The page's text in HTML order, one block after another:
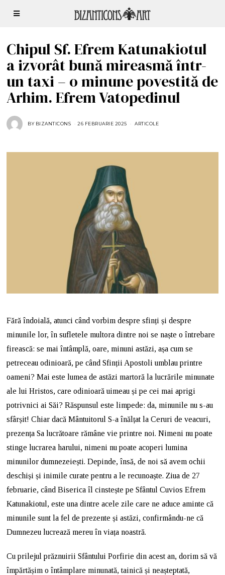
Chipul Sf. Efrem Katunakiotul
a izvorât bună mireasmă într-
un taxi – o minune povestită de
Arhim. Efrem Vatopedinul
BY BIZANTICONS 26 FEBRUARIE 2025
R
E
2
0
2
5
ARTICOLE
Fără îndoială, atunci când vorbim despre sfinți și despre
minunile lor, în sufletele multora dintre noi se naște o întrebare
firească: se mai întâmplă, oare, minuni astăzi, așa cum se
petreceau odinioară, pe când Sfinții Apostoli umblau printre
oameni? Mai este lumea de astăzi martoră la lucrările minunate
ale lui Hristos, care odinioară uimeau și pe cei mai aprigi
potrivnici ai Săi? Răspunsul este limpede: da, minunile nu s-au
sfârșit! Chiar dacă Mântuitorul S-a înălțat la Ceruri de veacuri,
prezența Sa lucrătoare rămâne vie printre noi. Nimeni nu poate
stinge lucrarea harului, nimeni nu poate acoperi lumina
minunilor dumnezeiești. Depinde, însă, de noi să avem ochii
deschiși și inimile curate pentru a le recunoaște. Ziua de 27
februarie, când Biserica îl cinstește pe Sfântul Cuvios Efrem
Katunakiotul, este una dintre acele zile care ne aduce aminte că
minunile sunt la fel de prezente și astăzi, confirmându-ne că
Dumnezeu lucrează mereu în viața noastră.
Cu prilejul prăznuirii Sfântului Porfirie din acest an, dorim să vă
împărtășim o întâmplare minunată, tainică și neașteptată,